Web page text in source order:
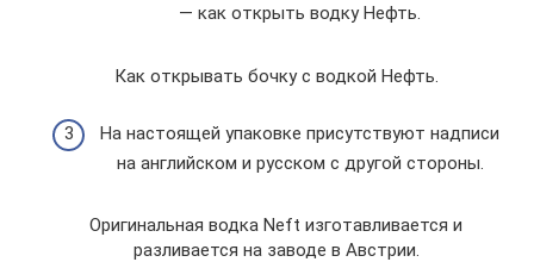
— как открыть водку Нефть.
Как открывать бочку с водкой Нефть.
На настоящей упаковке присутствуют надписи
на английском и русском с другой стороны.
Оригинальная водка Neft изготавливается и
разливается на заводе в Австрии.